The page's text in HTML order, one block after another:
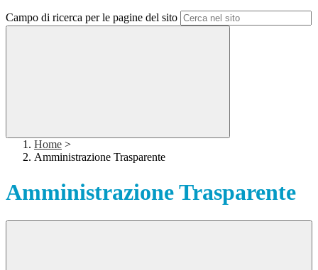
Campo di ricerca per le pagine del sito
Home >
Amministrazione Trasparente
Amministrazione Trasparente